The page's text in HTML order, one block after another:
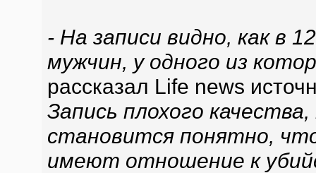
- На записи видно, как в
мужчин, у одного из
рассказал Life news
Запись плохого
становится понятно,
имеют отношение к